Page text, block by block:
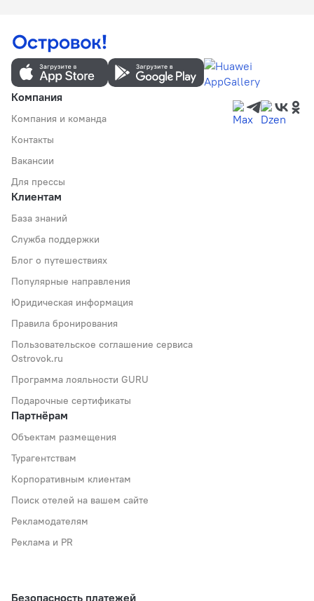
Компания
Компания и команда
Контакты
Вакансии
Для прессы
Клиентам
База знаний
Служба поддержки
Блог о путешествиях
Популярные направления
Юридическая информация
Правила бронирования
Пользовательское соглашение сервиса
Ostrovok.ru
Программа лояльности GURU
Подарочные сертификаты
Партнёрам
Объектам размещения
Турагентствам
Корпоративным клиентам
Поиск отелей на вашем сайте
Рекламодателям
Реклама и PR
Безопасность платежей